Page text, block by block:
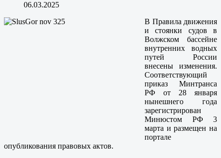
06.03.2025
В Правила движения
и стоянки судов в
Волжском бассейне
внутренних водных
путей России
внесены изменения.
Соответствующий
приказ Минтранса
РФ от 28 января
нынешнего года
зарегистрирован
Минюстом РФ 3
марта и размещен на
портале
опубликования правовых актов.